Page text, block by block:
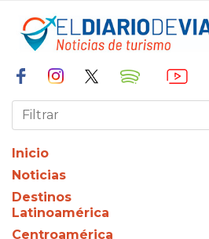
Inicio
Noticias
Destinos
Latinoamérica
Centroamérica